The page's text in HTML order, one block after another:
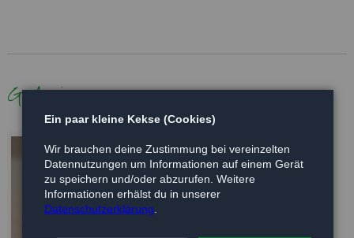
Galerie
Ein paar kleine Kekse (Cookies)
Wir brauchen deine Zustimmung bei vereinzelten
Datennutzungen um Informationen auf einem Gerät
zu speichern und/oder abzurufen. Weitere
Informationen erhälst du in unserer
Datenschutzerklärung